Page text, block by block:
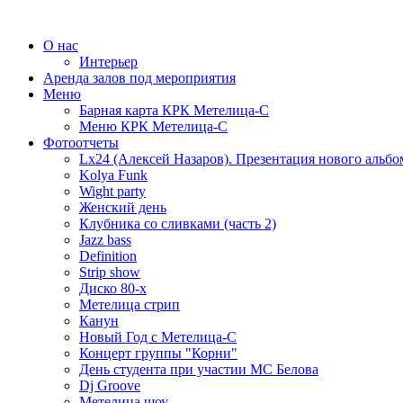
О нас
Интерьер
Аренда залов под мероприятия
Меню
Барная карта КРК Метелица-С
Меню КРК Метелица-С
Фотоотчеты
Lx24 (Алексей Назаров). Презентация нового
Kolya Funk
Wight party
Женский день
Клубника со сливками (часть 2)
Jazz bass
Definition
Strip show
Диско 80-х
Метелица стрип
Канун
Новый Год с Метелица-С
Концерт группы "Корни"
День студента при участии МС Белова
Dj Groove